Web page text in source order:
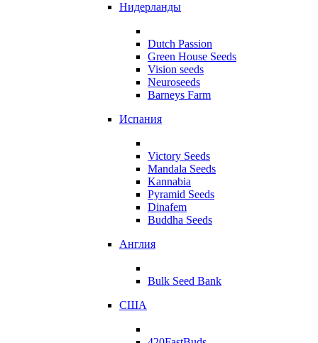
Нидерланды
Dutch Passion
Green House Seeds
Vision seeds
Neuroseeds
Barneys Farm
Испания
Victory Seeds
Mandala Seeds
Kannabia
Pyramid Seeds
Dinafem
Buddha Seeds
Англия
Bulk Seed Bank
США